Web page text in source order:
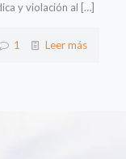
y violación al […]
1 Leer más